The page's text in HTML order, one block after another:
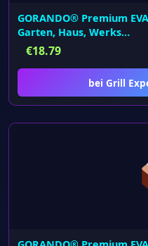
GORANDO® Premium
Garten, Haus, Werks…
€18.79
bei Grill